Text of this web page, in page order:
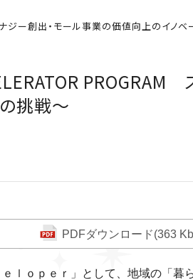
ジー創出・モール事業の価値向上のイノ
PROGRAM
挑戦〜
PDFダウンロード(363
ｌｏｐｅｒ」として、地域の「暮